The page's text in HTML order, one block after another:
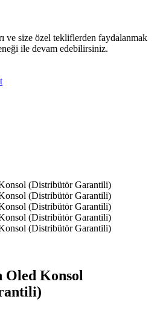
ve size özel tekliflerden faydalanmak
ile devam edebilirsiniz.
Oled Konsol